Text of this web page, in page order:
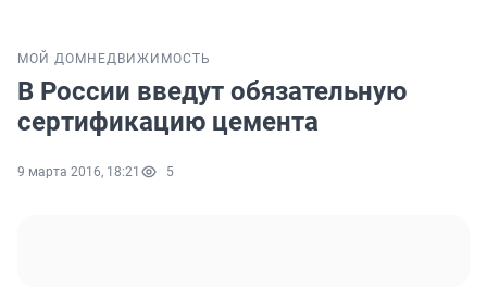
МОЙ ДОМ НЕДВИЖИМОСТЬ
В России введут обязательную
сертификацию цемента
9 марта 2016, 18:21 5